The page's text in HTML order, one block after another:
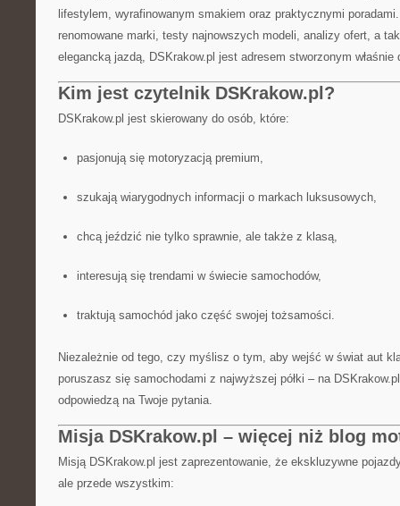
lifestylem, wyrafinowanym smakiem oraz praktycznymi
renomowane marki, testy najnowszych modeli, analizy ofert, a
elegancką jazdą, DSKrakow.pl jest adresem stworzonym właśnie
Kim jest czytelnik DSKrakow.pl?
DSKrakow.pl jest skierowany do osób, które:
pasjonują się motoryzacją premium,
szukają wiarygodnych informacji o markach luksusowych,
chcą jeździć nie tylko sprawnie, ale także z klasą,
interesują się trendami w świecie samochodów,
traktują samochód jako część swojej tożsamości.
Niezależnie od tego, czy myślisz o tym, aby wejść w świat aut
poruszasz się samochodami z najwyższej półki – na
odpowiedzą na Twoje pytania.
Misja DSKrakow.pl – więcej niż blog
Misją DSKrakow.pl jest zaprezentowanie, że ekskluzywne
ale przede wszystkim: